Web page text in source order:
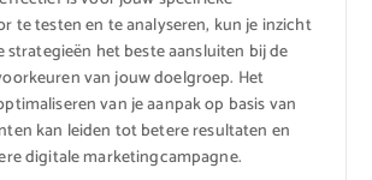
te testen en te analyseren, kun je inzicht
strategieën het beste aansluiten bij de
van jouw doelgroep. Het
van je aanpak op basis van
kan leiden tot betere resultaten en
digitale marketingcampagne.